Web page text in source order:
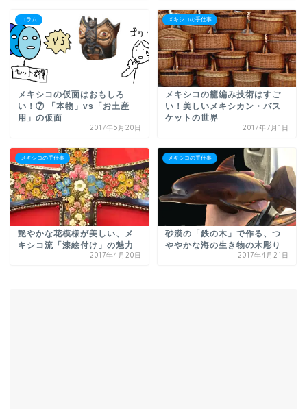
コラム
メキシコの仮面はおもしろ
い！⑦ 「本物」vs「お土産
用」の仮面
2017年5月20日
メキシコの手仕事
メキシコの籠編み技術はすご
い！美しいメキシカン・バス
ケットの世界
2017年7月1日
メキシコの手仕事
艶やかな花模様が美しい、メ
キシコ流「漆絵付け」の魅力
2017年4月20日
メキシコの手仕事
砂漠の「鉄の木」で作る、つ
ややかな海の生き物の木彫り
2017年4月21日